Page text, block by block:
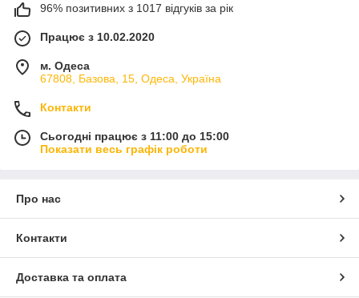
96% позитивних з 1017 відгуків за рік
Працює з 10.02.2020
м. Одеса
67808, Базова, 15, Одеса, Україна
Контакти
Сьогодні працює з 11:00 до 15:00
Показати весь графік роботи
Про нас
Контакти
Доставка та оплата